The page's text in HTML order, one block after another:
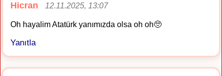
Hicran 12.11.2025, 13:07
Oh hayalim Atatürk yanımızda olsa oh oh🥺
Yanıtla